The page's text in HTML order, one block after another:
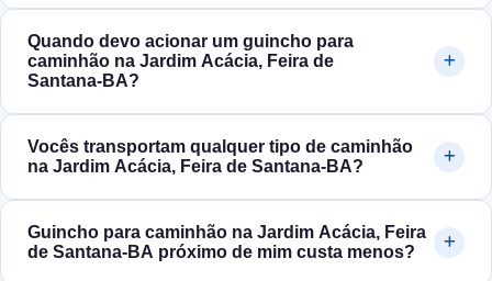
Quando devo acionar um guincho para
caminhão na Jardim Acácia, Feira de
Santana‑BA?
Vocês transportam qualquer tipo de caminhão
na Jardim Acácia, Feira de Santana‑BA?
Guincho para caminhão na Jardim Acácia, Feira
de Santana‑BA próximo de mim custa menos?